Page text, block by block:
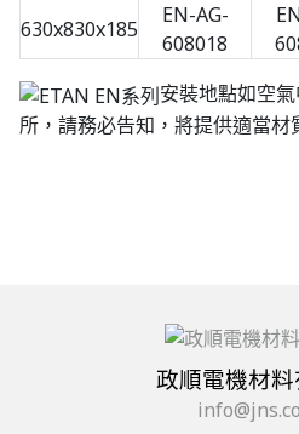
630x830x185
EN-AG-
608018
安裝地點如空
所，請務必告知，將提供適當材
政順電機材